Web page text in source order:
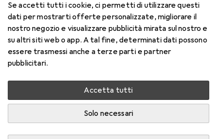
Se accetti tutti i cookie, ci permetti di utilizzare questi
dati per mostrarti offerte personalizzate, migliorare il
nostro negozio e visualizzare pubblicità mirata sul nostro e
su altri siti web o app. A tal fine, determinati dati possono
essere trasmessi anche a terze parti e partner
pubblicitari.
Accetta tutti
Solo necessari
Accessori per Kukko Abzieher
Qui trovi accessori adatti per il prodotto Kukko Abzieher.
Rilevanza
Elenco dei prodotti
Nessun prodotto trovato